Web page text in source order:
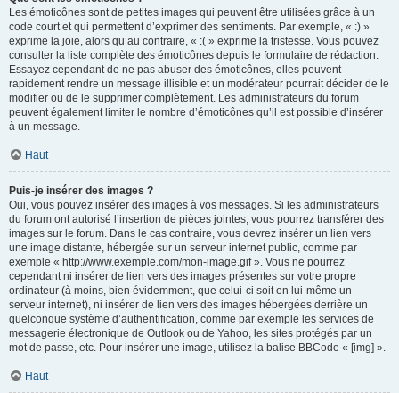
Les émoticônes sont de petites images qui peuvent être utilisées grâce à un
code court et qui permettent d’exprimer des sentiments. Par exemple, « :) »
exprime la joie, alors qu’au contraire, « :( » exprime la tristesse. Vous pouvez
consulter la liste complète des émoticônes depuis le formulaire de rédaction.
Essayez cependant de ne pas abuser des émoticônes, elles peuvent
rapidement rendre un message illisible et un modérateur pourrait décider de le
modifier ou de le supprimer complètement. Les administrateurs du forum
peuvent également limiter le nombre d’émoticônes qu’il est possible d’insérer
à un message.
Haut
Puis-je insérer des images ?
Oui, vous pouvez insérer des images à vos messages. Si les administrateurs
du forum ont autorisé l’insertion de pièces jointes, vous pourrez transférer des
images sur le forum. Dans le cas contraire, vous devrez insérer un lien vers
une image distante, hébergée sur un serveur internet public, comme par
exemple « http://www.exemple.com/mon-image.gif ». Vous ne pourrez
cependant ni insérer de lien vers des images présentes sur votre propre
ordinateur (à moins, bien évidemment, que celui-ci soit en lui-même un
serveur internet), ni insérer de lien vers des images hébergées derrière un
quelconque système d’authentification, comme par exemple les services de
messagerie électronique de Outlook ou de Yahoo, les sites protégés par un
mot de passe, etc. Pour insérer une image, utilisez la balise BBCode « [img] ».
Haut